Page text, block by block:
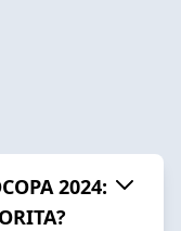
2024: